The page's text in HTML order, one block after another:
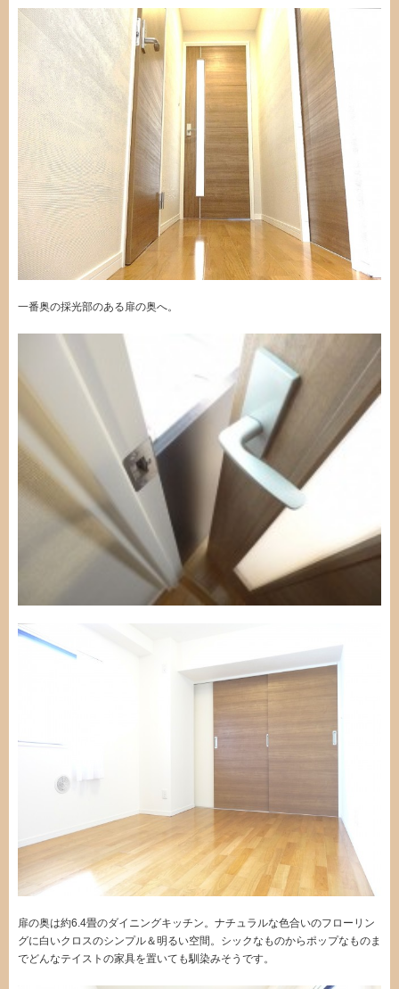
一番奥の採光部のある扉の奥へ。
扉の奥は約6.4畳のダイニングキッチン。ナチュラルな色合いのフローリン
グに白いクロスのシンプル＆明るい空間。シックなものからポップなものま
でどんなテイストの家具を置いても馴染みそうです。